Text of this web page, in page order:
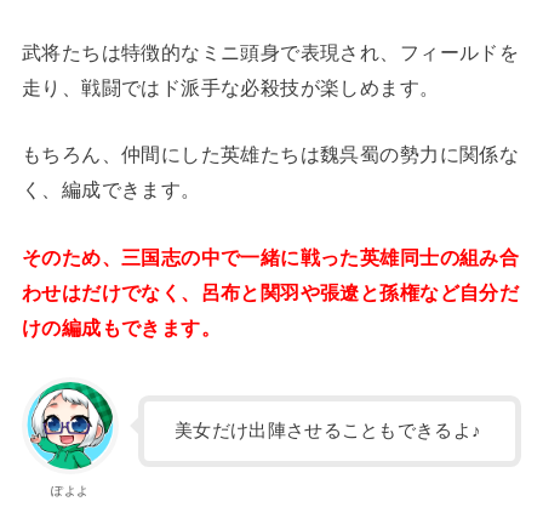
武将たちは特徴的なミニ頭身で表現され、フィールドを
走り、戦闘ではド派手な必殺技が楽しめます。
もちろん、仲間にした英雄たちは魏呉蜀の勢力に関係な
く、編成できます。
そのため、三国志の中で一緒に戦った英雄同士の組み合
わせはだけでなく、呂布と関羽や張遼と孫権など自分だ
けの編成もできます。
ぽよよ
美女だけ出陣させることもできるよ♪